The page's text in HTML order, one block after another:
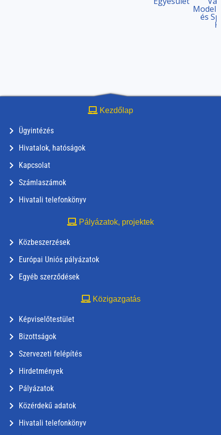
és
Kezdőlap
Ügyintézés
Hivatalok, hatóságok
Kapcsolat
Számlaszámok
Hivatali telefonkönyv
Pályázatok, projektek
Közbeszerzések
Európai Uniós pályázatok
Egyéb szerződések
Közigazgatás
Képviselőtestület
Bizottságok
Szervezeti felépítés
Hirdetmények
Pályázatok
Közérdekű adatok
Hivatali telefonkönyv